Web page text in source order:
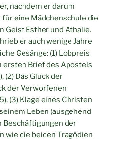
nachdem er darum
eine Mädchenschule die
Geist Esther und Athalie.
er auch wenige Jahre
Gesänge: (1) Lobpreis
ersten Brief des Apostels
(2) Das Glück der
der Verworfenen
(3) Klage eines Christen
Leben (ausgehend
Beschäftigungen der
wie die beiden Tragödien